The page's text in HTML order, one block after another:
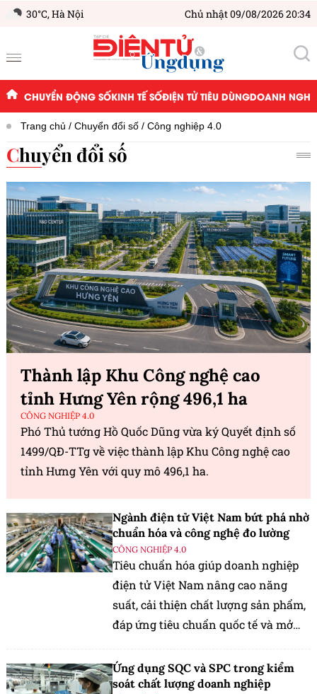
30°C,Hà Nội Chủ nhật 09/08/2026 20:34
CHUYỂN ĐỘNG SỐKINH TẾ SỐĐIỆN TỬ TIÊU DÙNGDOANH
Trang chủ Chuyển đổi số Công nghiệp 4.0
Chuyển đổi số
Thành lập Khu Công nghệ cao
tỉnh Hưng Yên rộng 496,1 ha
CÔNG NGHIỆP 4.0
Phó Thủ tướng Hồ Quốc Dũng vừa ký Quyết định số
1499/QĐ-TTg về việc thành lập Khu Công nghệ cao
tỉnh Hưng Yên với quy mô 496,1 ha.
Ngành điện tử Việt Nam bứt phá nhờ
chuẩn hóa và công nghệ đo lường
CÔNG NGHIỆP 4.0
Tiêu chuẩn hóa giúp doanh nghiệp
điện tử Việt Nam nâng cao năng
suất, cải thiện chất lượng sản phẩm,
đáp ứng tiêu chuẩn quốc tế và mở
Ứng dụng SQC và SPC trong kiểm
soát chất lượng doanh nghiệp